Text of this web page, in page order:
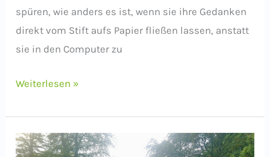
spüren, wie anders es ist, wenn sie ihre Gedanken
direkt vom Stift aufs Papier fließen lassen, anstatt
sie in den Computer zu
Von
Hand
ins
Weiterlesen »